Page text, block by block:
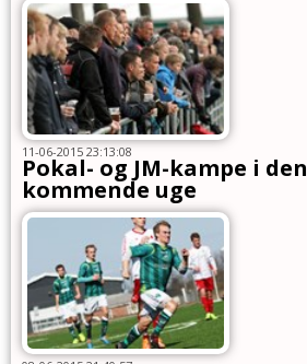
11-06-2015 23:13:08
Pokal- og JM-kampe i den
kommende uge